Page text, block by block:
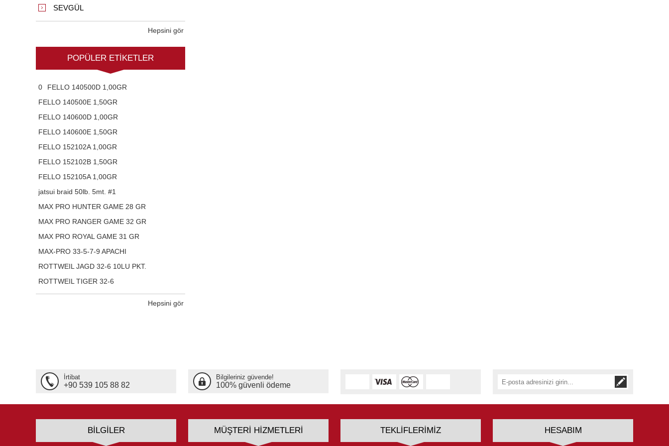
SEVGÜL
Hepsini gör
POPÜLER ETIKETLER
0
FELLO 140500D 1,00GR
FELLO 140500E 1,50GR
FELLO 140600D 1,00GR
FELLO 140600E 1,50GR
FELLO 152102A 1,00GR
FELLO 152102B 1,50GR
FELLO 152105A 1,00GR
jatsui braid 50lb. 5mt. #1
MAX PRO HUNTER GAME 28 GR
MAX PRO RANGER GAME 32 GR
MAX PRO ROYAL GAME 31 GR
MAX-PRO 33-5-7-9 APACHI
ROTTWEIL JAGD 32-6 10LU PKT.
ROTTWEIL TIGER 32-6
Hepsini gör
İrtibat
+90 539 105 88 82
Bilgileriniz güvende!
100% güvenli ödeme
BILGILER MÜŞTERI HIZMETLERI TEKLIFLERIMIZ HESABIM